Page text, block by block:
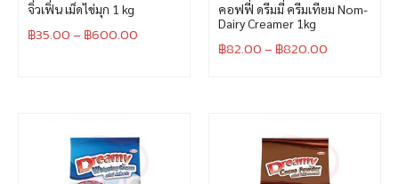
จิ่วเฟิ่น เม็ดไข่มุก 1 kg
฿35.00– ฿600.00
คอฟฟี่ ดรีมมี่ ครีมเทียม Nom-
Dairy Creamer 1kg
฿82.00– ฿820.00